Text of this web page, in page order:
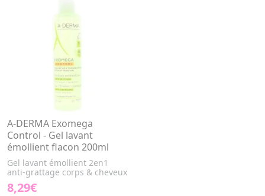
A-DERMA Exomega
Control - Gel lavant
émollient flacon 200ml
Gel lavant émollient 2en1
anti-grattage corps & cheveux
8,29€